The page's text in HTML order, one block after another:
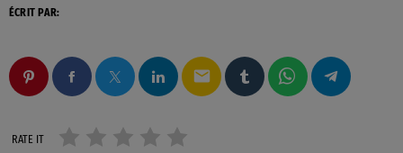
ÉCRIT PAR:
email
RATE IT